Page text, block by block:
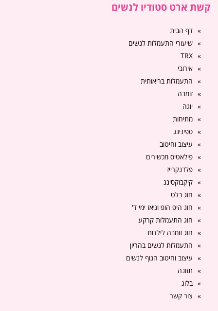
קשת ארט סטודיו לנשים
דף הבית
שיעורי התעמלות לנשים
TRX
אירובי
התעמלות בריאותית
זומבה
יוגה
מתיחות
ספינינג
עיצוב וחיטוב
פילאטיס מכשירים
פלדנקרייז
קיקבוקסינג
חוג בלט
חוג היפ הופ וג׳אז ימי ד'
חוג התעמלות קרקע
חוג זומבה לילדות
התעמלות לנשים בהריון
עיצוב וחיטוב הגוף לנשים
תזונה
בלוג
צור קשר